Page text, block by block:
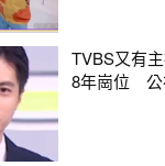
TVBS又有
8年崗位 公